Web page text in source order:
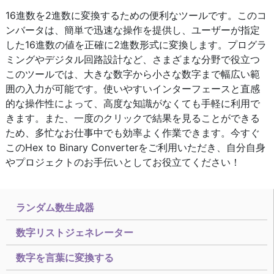
ランダム数生成器
数字リストジェネレーター
数字を言葉に変換する
16進数を2進数に変換するための便利なツールです。このコ
ンバータは、簡単で迅速な操作を提供し、ユーザーが指定
した16進数の値を正確に2進数形式に変換します。プログラ
ミングやデジタル回路設計など、さまざまな分野で役立つ
このツールでは、大きな数字から小さな数字まで幅広い範
囲の入力が可能です。使いやすいインターフェースと直感
的な操作性によって、高度な知識がなくても手軽に利用で
きます。また、一度のクリックで結果を見ることができる
ため、多忙なお仕事中でも効率よく作業できます。今すぐ
このHex to Binary Converterをご利用いただき、自分自身
やプロジェクトのお手伝いとしてお役立てください！